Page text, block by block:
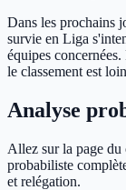
Dans les prochains
survie en Liga
équipes
le classement est
Analyse
Allez sur la page
probabiliste
et relégation.